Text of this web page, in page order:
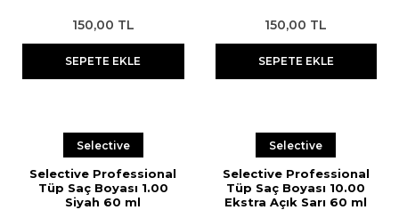
150,00 TL
SEPETE EKLE
150,00 TL
SEPETE EKLE
Selective
Selective Professional
Tüp Saç Boyası 1.00
Siyah 60 ml
Selective
Selective Professional
Tüp Saç Boyası 10.00
Ekstra Açık Sarı 60 ml